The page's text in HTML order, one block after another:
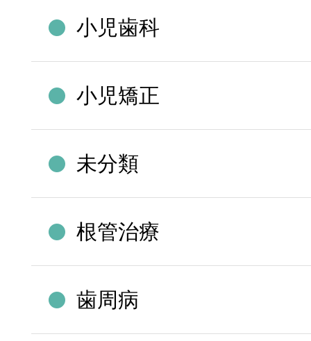
小児歯科
小児矯正
未分類
根管治療
歯周病